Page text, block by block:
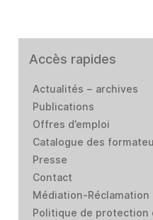
Accès rapides
Actualités – archives
Publications
Offres d’emploi
Catalogue des
Presse
Contact
Médiation-Réclamation
Politique de protection